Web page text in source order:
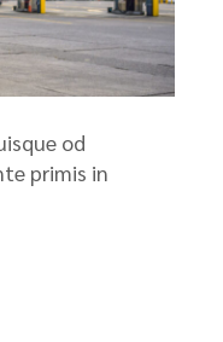
od
primis in